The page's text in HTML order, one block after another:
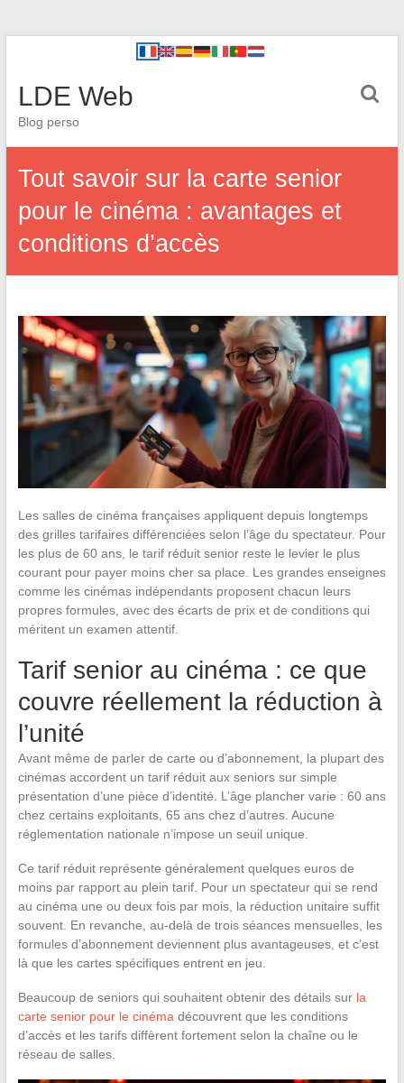
LDE Web
Blog perso
Tout savoir sur la carte senior
pour le cinéma : avantages et
conditions d’accès
Les salles de cinéma françaises appliquent depuis longtemps
des grilles tarifaires différenciées selon l’âge du spectateur. Pour
les plus de 60 ans, le tarif réduit senior reste le levier le plus
courant pour payer moins cher sa place. Les grandes enseignes
comme les cinémas indépendants proposent chacun leurs
propres formules, avec des écarts de prix et de conditions qui
méritent un examen attentif.
Tarif senior au cinéma : ce que
couvre réellement la réduction à
l’unité
Avant même de parler de carte ou d’abonnement, la plupart des
cinémas accordent un tarif réduit aux seniors sur simple
présentation d’une pièce d’identité. L’âge plancher varie : 60 ans
chez certains exploitants, 65 ans chez d’autres. Aucune
réglementation nationale n’impose un seuil unique.
Ce tarif réduit représente généralement quelques euros de
moins par rapport au plein tarif. Pour un spectateur qui se rend
au cinéma une ou deux fois par mois, la réduction unitaire suffit
souvent. En revanche, au-delà de trois séances mensuelles, les
formules d’abonnement deviennent plus avantageuses, et c’est
là que les cartes spécifiques entrent en jeu.
Beaucoup de seniors qui souhaitent obtenir des détails sur la
carte senior pour le cinéma découvrent que les conditions
d’accès et les tarifs diffèrent fortement selon la chaîne ou le
réseau de salles.